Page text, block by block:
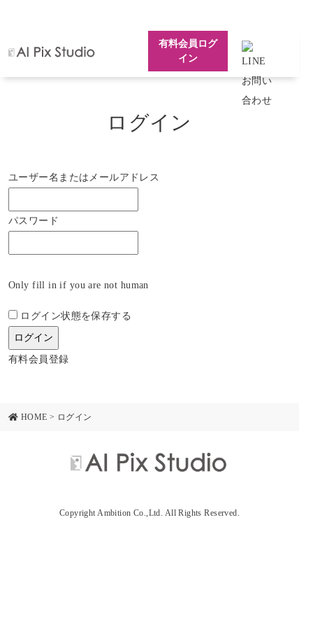
有料会員ログ
イン
ログイン
ユーザー名またはメールアドレス
パスワード
Only fill in if you are not human
ログイン状態を保存する
有料会員登録
HOME > ログイン
Copyright Ambition Co.,Ltd. All Rights Reserved.